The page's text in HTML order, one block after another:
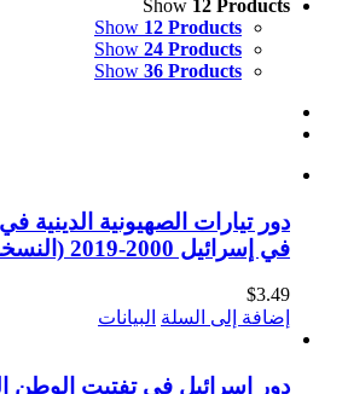
Show 12 Products
Show 12 Products
Show 24 Products
Show 36 Products
دور تيارات الصهيونية الدينية
في إسرائيل 2000-2019 (النسخة الإلكترونية)
$3.49
إضافة إلى السلة البيانات
دور إسرائيل في تفتيت الوطن